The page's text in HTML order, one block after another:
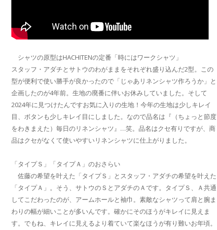
シャツの原型はHACHITENの定番「時にはワークシャツ」
スタッフ・アダチとサトウのわがままをそれぞれ盛り込んだ2型。この
型が便利で使い勝手が良かったので「じゃあリネンシャツ作ろうか」と
企画したのが4年前。生地の廃番に伴いお休みしていました。そして
2024年に見つけたんですお気に入りの生地！今年の生地は少しキレイ
目、ボタンも少しキレイ目にしました。なので品名は『（ちょっと節度
をわきまえた）毎日のリネンシャツ』…笑。品名はクセ有りですが、商
品はクセがなくて使いやすいリネンシャツに仕上がりました。
「タイプＳ」「タイプＡ」のおさらい
佐藤の希望を叶えた「タイプＳ」とスタッフ・アダチの希望を叶えた
「タイプＡ」。そう、サトウのＳとアダチのＡです。タイプＳ、Ａ共通
してこだわったのが、アームホールと袖巾。素敵なシャツって肩と腕ま
わりの幅が細いことが多いんです。確かにそのほうがキレイに見えま
す。でもね、キレイに見えるより着ていて楽なほうが有り難いお年頃。